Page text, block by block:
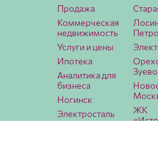
Продажа
Коммерческая
недвижимость
Услуги и цены
Ипотека
Аналитика для
бизнеса
Ногинск
Электросталь
Зуево
ЖК